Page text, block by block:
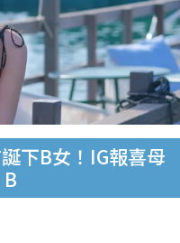
下B女！IG報喜母